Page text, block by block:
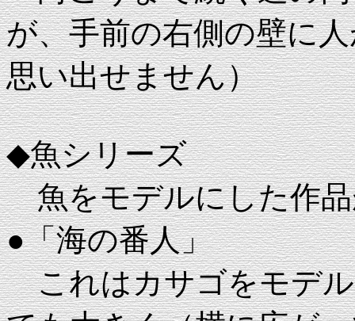
が、手前の右側の壁に
思い出せません）
◆魚シリーズ
魚をモデルにした作品
●「海の番人」
これはカサゴをモデル